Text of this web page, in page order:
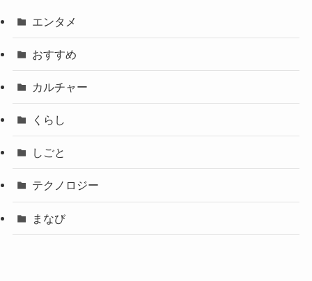
エンタメ
おすすめ
カルチャー
くらし
しごと
テクノロジー
まなび